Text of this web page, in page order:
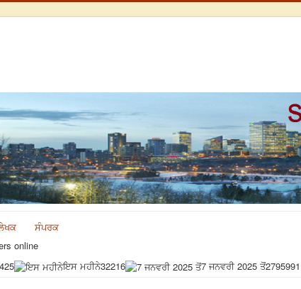
ਸੰਪਰਕ
online
ਇਸ ਮਹੀਨੇ32216 7 ਜਨਵਰੀ 2025 ਤੋਂ2795991